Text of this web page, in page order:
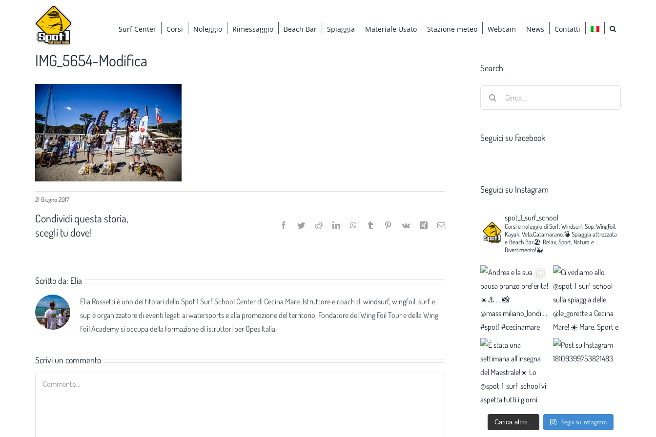
Surf Center Corsi Noleggio Rimessaggio Beach Bar Spiaggia Materiale Usato Stazione meteo Webcam News Contatti
IMG_5654-Modifica
21 Giugno 2017
Condividi questa storia,
scegli tu dove!
Facebook
TwitterRedditLinkedInWhatsApp
Tumblr Pinterest
Vk Xing Email
Scritto da: Elia
Elia Rossetti è uno dei titolari dello Spot 1 Surf School Center di Cecina Mare. Istruttore e coach di windsurf, wingfoil, surf e
sup è organizzatore di eventi legati ai watersports e alla promozione del territorio. Fondatore del Wing Foil Tour e della Wing
Foil Academy si occupa della formazione di istruttori per Opes Italia.
Scrivi un commento
Commento
Search
Seguici su Facebook
Seguici su Instagram
spot_1_surf_school
Corsi e noleggio di Surf, Windsurf, Sup, WingFoil,
Kayak, Vela,Catamarano.💣 Spiaggia attrezzata
e Beach Bar.🏖️ Relax, Sport, Natura e
Divertimento!🐳
Carica altro... Segui su Instagram